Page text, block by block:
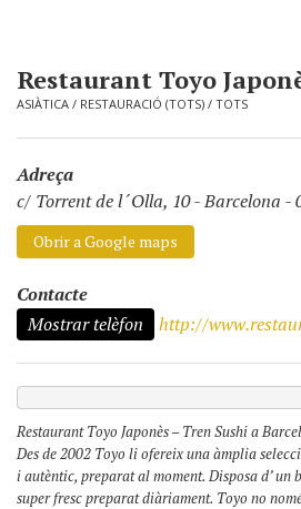
Restaurant Toyo
ASIÀTICA / RESTAURACIÓ (TOTS) / TOTS
Adreça
c/ Torrent de l´Olla, 10-Barcelona -
Obrir a Google maps
Contacte
Mostrar telèfon
http://
Restaurant Toyo Japonès – Tren Sushi a
Des de 2002 Toyo li ofereix una àmplia
i autèntic, preparat al moment. Disposa d’
super fresc preparat diàriament. Toyo no